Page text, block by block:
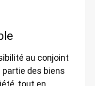
au conjoint
des biens
tout en